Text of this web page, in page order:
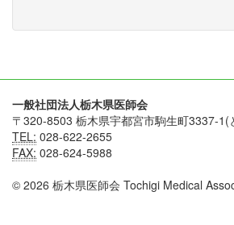
一般社団法人栃木県医師会
〒320-8503 栃木県宇都宮市駒生町3337-1(
TEL: 028-622-2655
FAX: 028-624-5988
© 2026 栃木県医師会 Tochigi Medical